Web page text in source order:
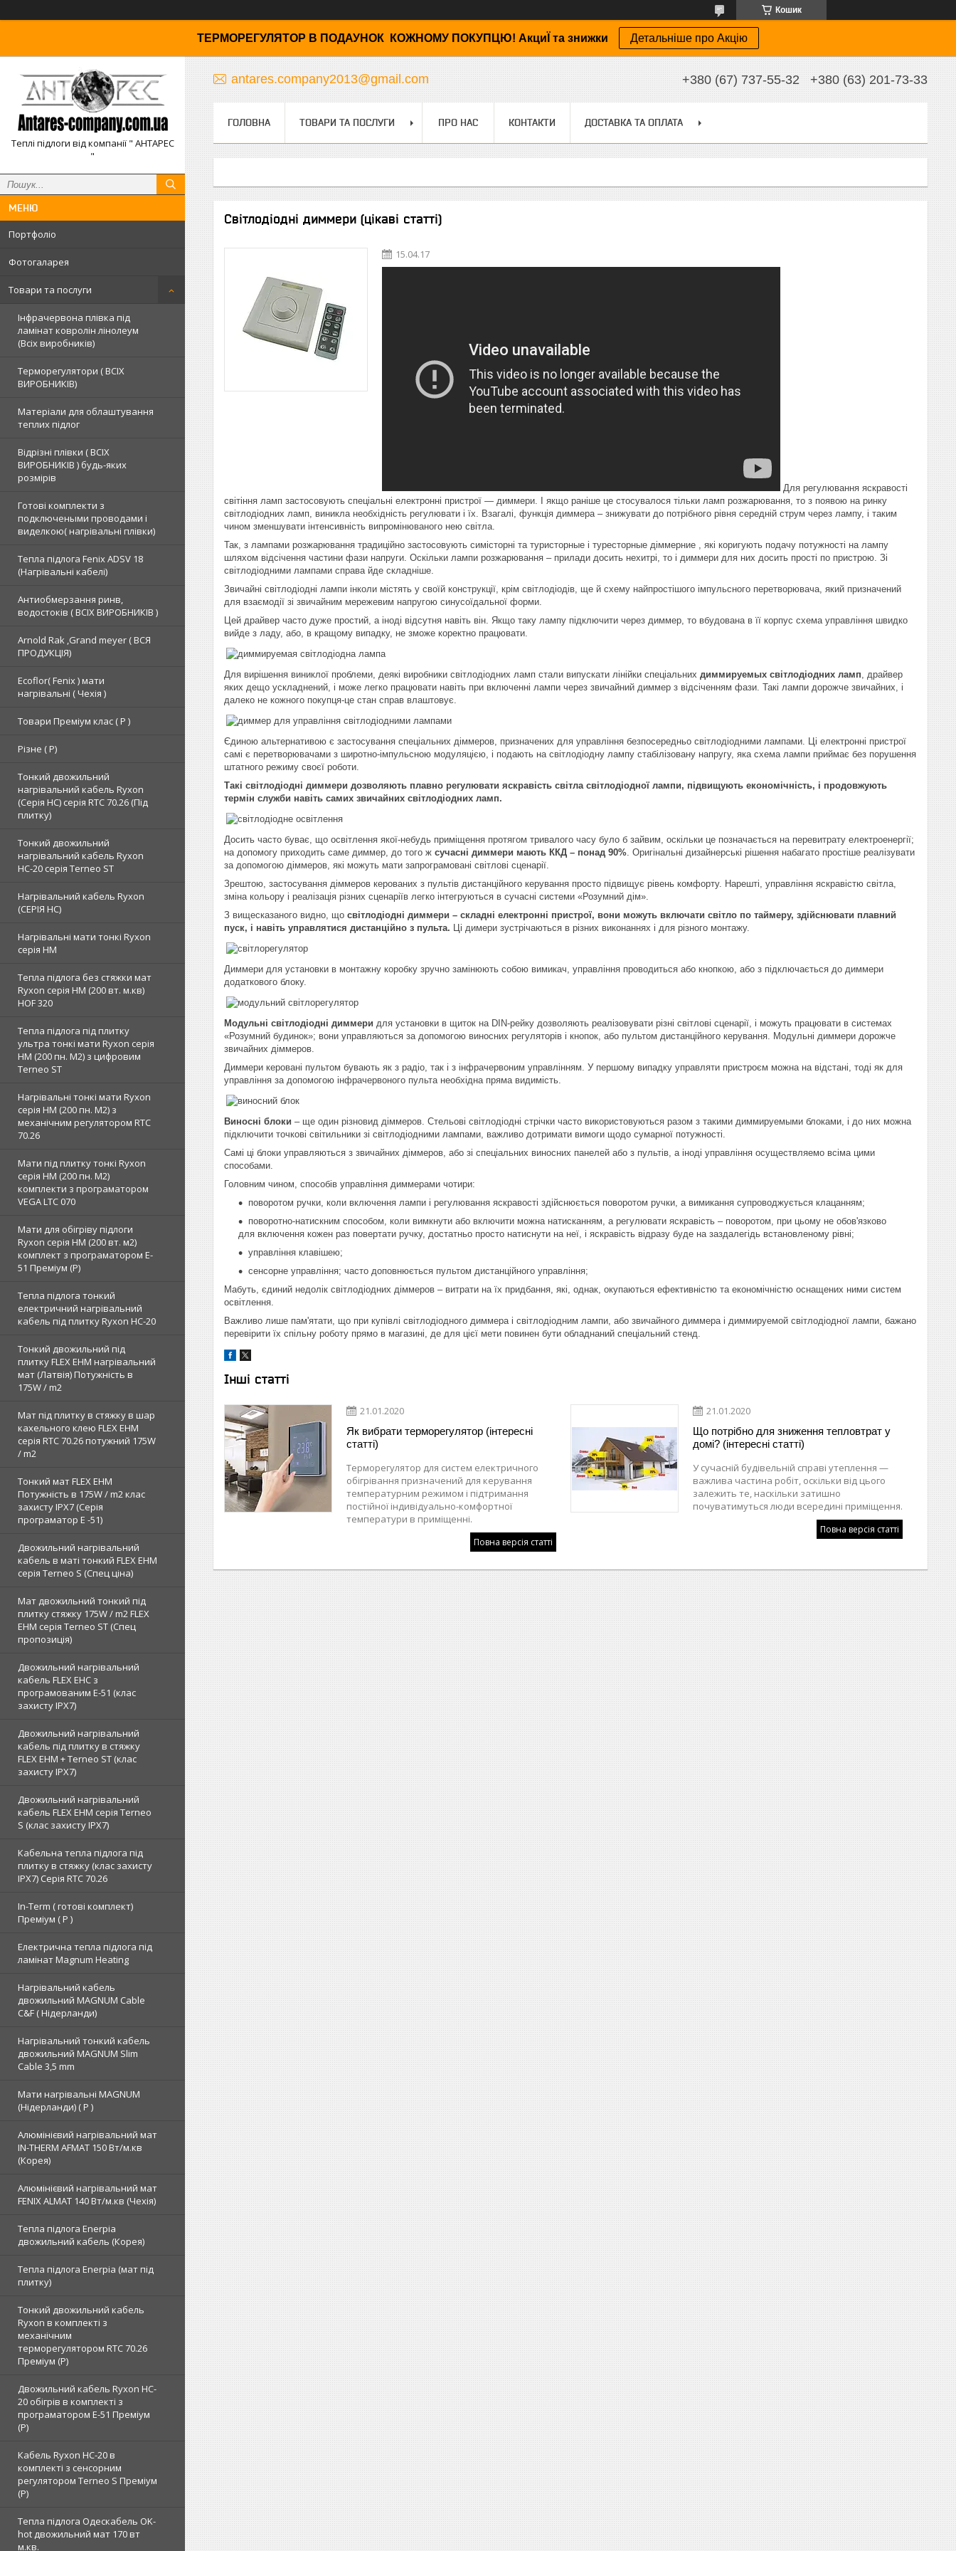
Кошик
ТЕРМОРЕГУЛЯТОР В ПОДАУНОК КОЖНОМУ ПОКУПЦЮ! АкциЇ та знижки Детальніше про Акцію
Теплі підлоги від компанії " АНТАРЕС
"
Портфоліо
Фотогаларея
Товари та послуги
Інфрачервона плівка під
ламінат ковролін лінолеум
(Всіх виробників)
Терморегулятори ( ВСІХ
ВИРОБНИКІВ)
Матеріали для облаштування
теплих підлог
Відрізні плівки ( ВСІХ
ВИРОБНИКІВ ) будь-яких
розмірів
Готові комплекти з
подключеными проводами і
виделкою( нагрівальні плівки)
Тепла підлога Fenix ADSV 18
(Нагрівальні кабелі)
Антиобмерзання ринв,
водостоків ( ВСІХ ВИРОБНИКІВ )
Arnold Rak ,Grand meyer ( ВСЯ
ПРОДУКЦІЯ)
Ecoflor( Fenix ) мати
нагрівальні ( Чехія )
Товари Преміум клас ( Р )
Різне ( Р)
Тонкий двожильний
нагрівальний кабель Ryxon
(Серія НС) серія RTC 70.26 (Під
плитку)
Тонкий двожильний
нагрівальний кабель Ryxon
HC-20 серія Terneo ST
Нагрівальний кабель Ryxon
(СЕРІЯ НС)
Нагрівальні мати тонкі Ryxon
серія НМ
Тепла підлога без стяжки мат
Ryxon серія НМ (200 вт. м.кв)
HOF 320
Тепла підлога під плитку
ультра тонкі мати Ryxon серія
НМ (200 пн. М2) з цифровим
Terneo ST
Нагрівальні тонкі мати Ryxon
серія НМ (200 пн. М2) з
механічним регулятором RTC
70.26
Мати під плитку тонкі Ryxon
серія НМ (200 пн. М2)
комплекти з програматором
VEGA LTC 070
Мати для обігріву підлоги
Ryxon серія НМ (200 вт. м2)
комплект з програматором E-
51 Преміум (Р)
Тепла підлога тонкий
електричний нагрівальний
кабель під плитку Ryxon HC-20
Тонкий двожильний під
плитку FLEX EHM нагрівальний
мат (Латвія) Потужність в
175W / m2
Мат під плитку в стяжку в шар
кахельного клею FLEX EHM
серія RTC 70.26 потужний 175W
/ m2
Тонкий мат FLEX EHM
Потужність в 175W / m2 клас
захисту IPX7 (Серія
програматор Е -51)
Двожильний нагрівальний
кабель в маті тонкий FLEX EHM
серія Terneo S (Спец ціна)
Мат двожильний тонкий під
плитку стяжку 175W / m2 FLEX
EHM серія Terneo SТ (Спец
пропозиція)
Двожильний нагрівальний
кабель FLEX EHС з
програмованим E-51 (клас
захисту IPX7)
Двожильний нагрівальний
кабель під плитку в стяжку
FLEX EHM + Terneo ST (клас
захисту IPX7)
Двожильний нагрівальний
кабель FLEX EHM серія Terneo
S (клас захисту IPX7)
Кабельна тепла підлога під
плитку в стяжку (клас захисту
IPX7) Серія RTC 70.26
In-Term ( готові комплект)
Преміум ( Р )
Електрична тепла підлога під
ламінат Magnum Heating
Нагрівальний кабель
двожильний MAGNUM Cable
C&F ( Нідерланди)
Нагрівальний тонкий кабель
двожильний MAGNUM Slim
Cable 3,5 mm
Мати нагрівальні MAGNUM
(Нідерланди) ( Р )
Алюмінієвий нагрівальний мат
IN-THERM AFMAT 150 Вт/м.кв
(Корея)
Алюмінієвий нагрівальний мат
FENIX ALMAT 140 Вт/м.кв (Чехія)
Тепла підлога Enerpia
двожильний кабель (Корея)
Тепла підлога Enerpia (мат під
плитку)
Тонкий двожильний кабель
Ryxon в комплекті з
механічним
терморегулятором RTC 70.26
Преміум (Р)
Двожильний кабель Ryxon HC-
20 обігрів в комплекті з
програматором E-51 Преміум
(Р)
Кабель Ryxon HC-20 в
комплекті з сенсорним
регулятором Terneo S Преміум
(Р)
Тепла підлога Одескабель OK-
hot двожильний мат 170 вт
м.кв.
antares.company2013@gmail.com +380 (67) 737-55-32 +380 (63) 201-73-33
ГОЛОВНА ТОВАРИ ТА ПОСЛУГИ ПРО НАС КОНТАКТИ ДОСТАВКА ТА ОПЛАТА
Світлодіодні диммери (цікаві статті)
15.04.17
Для регулювання яскравості
світіння ламп застосовують спеціальні електронні пристрої ― диммери. І якщо раніше це стосувалося тільки ламп розжарювання, то з появою на ринку
світлодіодних ламп, виникла необхідність регулювати і їх. Взагалі, функція диммера – знижувати до потрібного рівня середній струм через лампу, і таким
чином зменшувати інтенсивність випромінюваного нею світла.
Так, з лампами розжарювання традиційно застосовують симісторні та туристорные і туресторные діммерние , які коригують подачу потужності на лампу
шляхом відсічення частини фази напруги. Оскільки лампи розжарювання – прилади досить нехитрі, то і диммери для них досить прості по пристрою. Зі
світлодіодними лампами справа йде складніше.
Звичайні світлодіодні лампи інколи містять у своїй конструкції, крім світлодіодів, ще й схему найпростішого імпульсного перетворювача, який призначений
для взаємодії зі звичайним мережевим напругою синусоїдальної форми.
Цей драйвер часто дуже простий, а іноді відсутня навіть він. Якщо таку лампу підключити через диммер, то вбудована в її корпус схема управління швидко
вийде з ладу, або, в кращому випадку, не зможе коректно працювати.
Для вирішення виниклої проблеми, деякі виробники світлодіодних ламп стали випускати лінійки спеціальних диммируемых світлодіодних ламп, драйвер
яких дещо ускладнений, і може легко працювати навіть при включенні лампи через звичайний диммер з відсіченням фази. Такі лампи дорожче звичайних, і
далеко не кожного покупця-це стан справ влаштовує.
Єдиною альтернативою є застосування спеціальних діммеров, призначених для управління безпосередньо світлодіодними лампами. Ці електронні пристрої
самі є перетворювачами з широтно-імпульсною модуляцією, і подають на світлодіодну лампу стабілізовану напругу, яка схема лампи приймає без порушення
штатного режиму своєї роботи.
Такі світлодіодні диммери дозволяють плавно регулювати яскравість світла світлодіодної лампи, підвищують економічність, і продовжують
термін служби навіть самих звичайних світлодіодних ламп.
Досить часто буває, що освітлення якої-небудь приміщення протягом тривалого часу було б зайвим, оскільки це позначається на перевитрату електроенергії;
на допомогу приходить саме диммер, до того ж сучасні диммери мають ККД – понад 90%. Оригінальні дизайнерські рішення набагато простіше реалізувати
за допомогою діммеров, які можуть мати запрограмовані світлові сценарії.
Зрештою, застосування діммеров керованих з пультів дистанційного керування просто підвищує рівень комфорту. Нарешті, управління яскравістю світла,
зміна кольору і реалізація різних сценаріїв легко інтегруються в сучасні системи «Розумний дім».
З вищесказаного видно, що світлодіодні диммери – складні електронні пристрої, вони можуть включати світло по таймеру, здійснювати плавний
пуск, і навіть управлятися дистанційно з пульта. Ці димери зустрічаються в різних виконаннях і для різного монтажу.
Диммери для установки в монтажну коробку зручно замінюють собою вимикач, управління проводиться або кнопкою, або з підключається до диммери
додаткового блоку.
Модульні світлодіодні диммери для установки в щиток на DIN-рейку дозволяють реалізовувати різні світлові сценарії, і можуть працювати в системах
«Розумний будинок»; вони управляються за допомогою виносних регуляторів і кнопок, або пультом дистанційного керування. Модульні диммери дорожче
звичайних діммеров.
Диммери керовані пультом бувають як з радіо, так і з інфрачервоним управлінням. У першому випадку управляти пристроєм можна на відстані, тоді як для
управління за допомогою інфрачервоного пульта необхідна пряма видимість.
Виносні блоки – ще один різновид діммеров. Стельові світлодіодні стрічки часто використовуються разом з такими диммируемыми блоками, і до них можна
підключити точкові світильники зі світлодіодними лампами, важливо дотримати вимоги щодо сумарної потужності.
Самі ці блоки управляються з звичайних діммеров, або зі спеціальних виносних панелей або з пультів, а іноді управління осуществляемо всіма цими
способами.
Головним чином, способів управління диммерами чотири:
поворотом ручки, коли включення лампи і регулювання яскравості здійснюється поворотом ручки, а вимикання супроводжується клацанням;
поворотно-натискним способом, коли вимкнути або включити можна натисканням, а регулювати яскравість – поворотом, при цьому не обов'язково
для включення кожен раз повертати ручку, достатньо просто натиснути на неї, і яскравість відразу буде на заздалегідь встановленому рівні;
управління клавішею;
сенсорне управління; часто доповнюється пультом дистанційного управління;
Мабуть, єдиний недолік світлодіодних діммеров – витрати на їх придбання, які, однак, окупаються ефективністю та економічністю оснащених ними систем
освітлення.
Важливо лише пам'ятати, що при купівлі світлодіодного диммера і світлодіодним лампи, або звичайного диммера і диммируемой світлодіодної лампи, бажано
перевірити їх спільну роботу прямо в магазині, де для цієї мети повинен бути обладнаний спеціальний стенд.
Інші статті
21.01.2020
Як вибрати терморегулятор (інтересні
статті)
Терморегулятор для систем електричного
обігрівання призначений для керування
температурним режимом і підтримання
постійної індивідуально-комфортної
температури в приміщенні.
Повна версія статті
21.01.2020
Що потрібно для зниження тепловтрат у
домі? (інтересні статті)
У сучасній будівельній справі утеплення —
важлива частина робіт, оскільки від цього
залежить те, наскільки затишно
почуватимуться люди всередині приміщення.
Повна версія статті